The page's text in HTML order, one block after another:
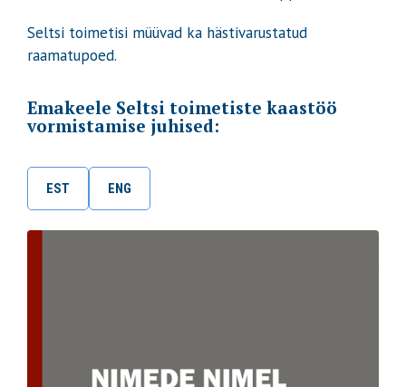
Seltsi toimetisi müüvad ka hästivarustatud
raamatupoed.
Emakeele Seltsi toimetiste kaastöö
vormistamise juhised:
EST ENG